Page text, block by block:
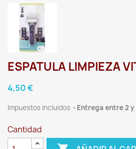
ESPATULA LIMPIEZA
4,50 €
Impuestos incluidos Entrega entre 2 y
Cantidad